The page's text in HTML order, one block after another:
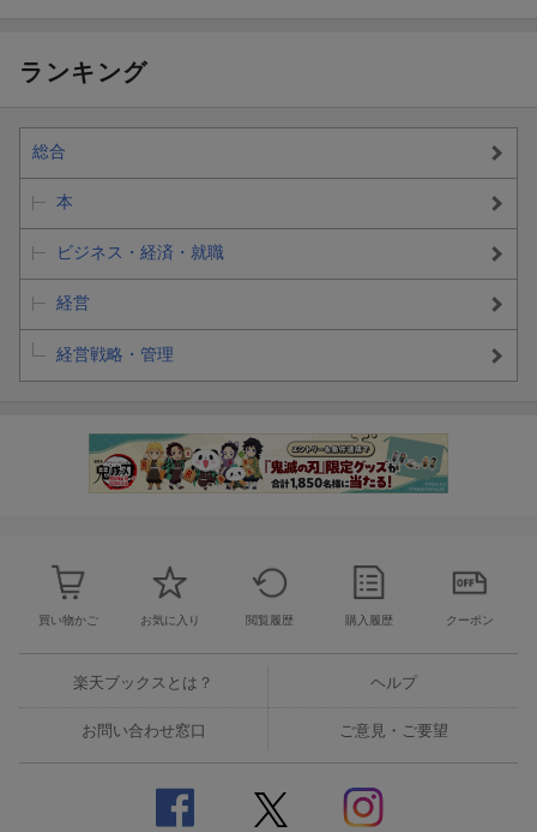
ランキング
総合
本
ビジネス・経済・就職
経営
経営戦略・管理
買い物かご お気に入り 閲覧履歴 購入履歴 クーポン
楽天ブックスとは？ ヘルプ
お問い合わせ窓口 ご意見・ご要望